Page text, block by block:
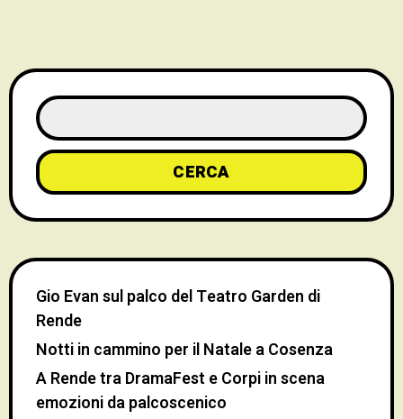
CERCA
Gio Evan sul palco del Teatro Garden di
Rende
Notti in cammino per il Natale a Cosenza
A Rende tra DramaFest e Corpi in scena
emozioni da palcoscenico